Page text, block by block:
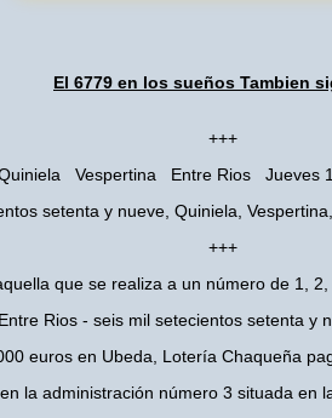
El 6779 en los sueños Tambien
+++
Vespertina Entre Rios Jueves
setenta y nueve, Quiniela,
+++
que se realiza a un número de 1,
Rios - seis mil setecientos setenta y
euros en Ubeda, Lotería Chaqueña
la administración número 3 situada en